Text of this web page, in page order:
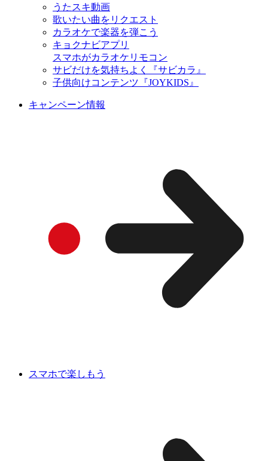
うたスキ動画
歌いたい曲をリクエスト
カラオケで楽器を弾こう
キョクナビアプリ
スマホがカラオケリモコン
サビだけを気持ちよく『サビカラ』
子供向けコンテンツ『JOYKIDS』
キャンペーン情報
スマホで楽しもう